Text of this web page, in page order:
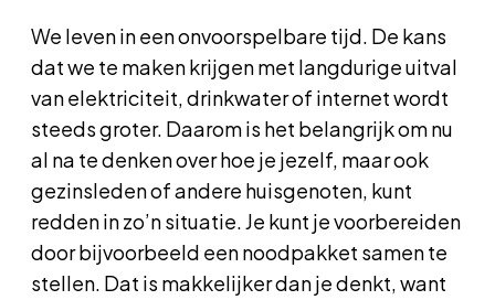
We leven in een onvoorspelbare tijd. De kans
dat we te maken krijgen met langdurige uitval
van elektriciteit, drinkwater of internet wordt
steeds groter. Daarom is het belangrijk om nu
al na te denken over hoe je jezelf, maar ook
gezinsleden of andere huisgenoten, kunt
redden in zo’n situatie. Je kunt je voorbereiden
door bijvoorbeeld een noodpakket samen te
stellen. Dat is makkelijker dan je denkt, want